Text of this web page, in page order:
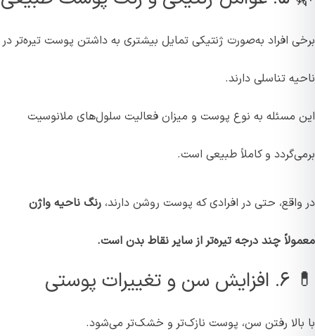
برخی افراد به‌صورت ژنتیکی تمایل بیشتری به داشتن پوست تیره‌تر در
ناحیه تناسلی دارند.
این مسئله به نوع پوست و میزان فعالیت سلول‌های ملانوسیت
برمی‌گردد و کاملاً طبیعی است.
در واقع، حتی در افرادی که پوست روشن دارند، رنگ ناحیه واژن
معمولاً چند درجه تیره‌تر از سایر نقاط بدن است.
💊 ۶. افزایش سن و تغییرات پوستی
با بالا رفتن سن، پوست نازک‌تر و خشک‌تر می‌شود.